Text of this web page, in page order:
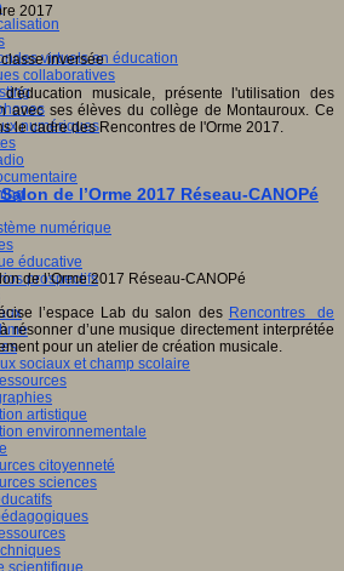
virtuels en éducation
collaboratives
numériques
numérique
éducative
prospectifs
sociaux et champ scolaire
artistique
environnementale
citoyenneté
sciences
scientifique
2017
d'éducation musicale, présente l'utilisation des
avec ses élèves du collège de Montauroux. Ce
le cadre des Rencontres de l'Orme 2017.
de l’Orme 2017 Réseau-CANOPé
l’espace Lab du salon des Rencontres de
résonner d’une musique directement interprétée
pour un atelier de création musicale.